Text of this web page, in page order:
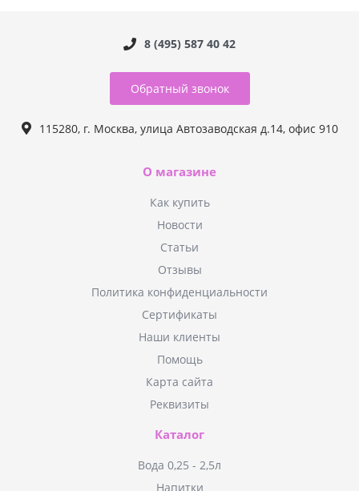
8 (495) 587 40 42
Обратный звонок
115280, г. Москва, улица Автозаводская д.14, офис 910
О магазине
Как купить
Новости
Статьи
Отзывы
Политика конфиденциальности
Сертификаты
Наши клиенты
Помощь
Карта сайта
Реквизиты
Каталог
Вода 0,25 - 2,5л
Напитки